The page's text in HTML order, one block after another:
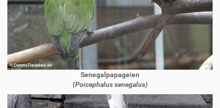
Senegalpapageien
(Poicephalus senegalus)